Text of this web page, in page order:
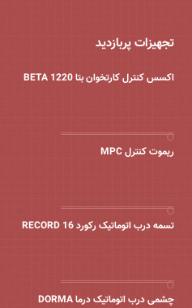
تجهیزات پربازدید
اکسس کنترل کارتخوان بتا BETA 1220
ریموت کنترل MPC
تسمه درب اتوماتیک رکورد 16 RECORD
چشمی درب اتوماتیک درما DORMA